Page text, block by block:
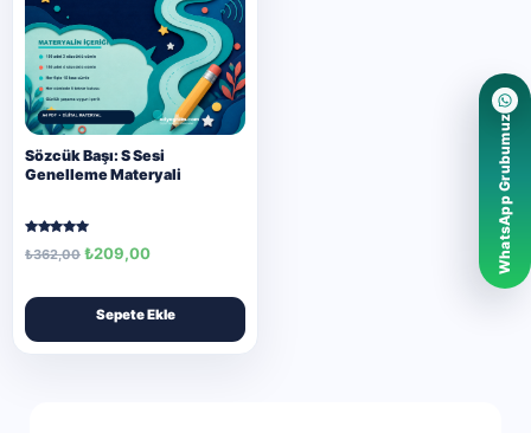
Sözcük Başı: S Sesi
Genelleme Materyali
5.00
₺362,00 ₺209,00
Sepete Ekle
WhatsApp Grubumuz